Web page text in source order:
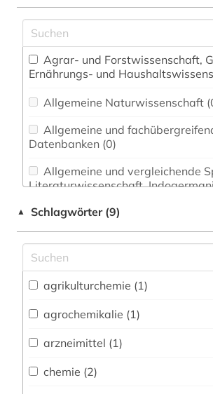
Datenbanken (0)
Literaturwissenschaft.
Anglistik. Amerikanistik (0)
▲ Schlagwörter (9)
agrikulturchemie (1)
agrochemikalie (1)
arzneimittel (1)
chemie (2)